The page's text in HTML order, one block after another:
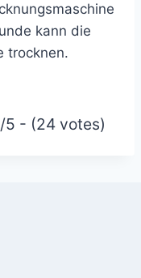
kann die
trocknen.
5 - (24 votes)